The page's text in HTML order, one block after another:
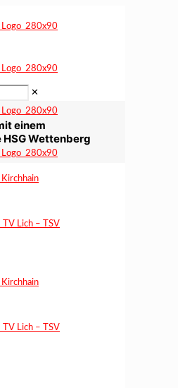
✕
einem
Wettenberg
Kirchhain
TV Lich – TSV
Kirchhain
TV Lich – TSV